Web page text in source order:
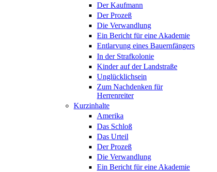
Der Kaufmann
Der Prozeß
Die Verwandlung
Ein Bericht für eine Akademie
Entlarvung eines Bauernfängers
In der Strafkolonie
Kinder auf der Landstraße
Unglücklichsein
Zum Nachdenken für
Herrenreiter
Kurzinhalte
Amerika
Das Schloß
Das Urteil
Der Prozeß
Die Verwandlung
Ein Bericht für eine Akademie